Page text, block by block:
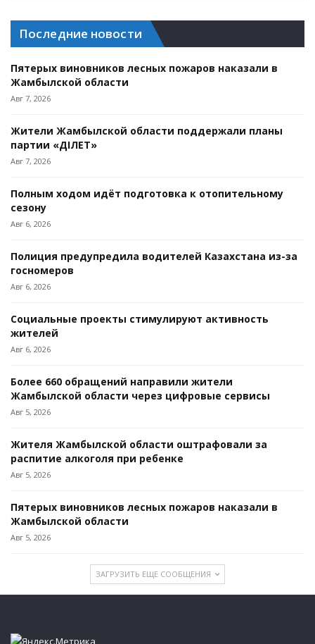
Последние новости
Пятерых виновников лесных пожаров наказали в
Жамбылской области
Авг 7, 2026
Жители Жамбылской области поддержали планы
партии «ӘДІЛЕТ»
Авг 7, 2026
Полным ходом идёт подготовка к отопительному
сезону
Авг 6, 2026
Полиция предупредила водителей Казахстана из-за
госномеров
Авг 6, 2026
Социальные проекты стимулируют активность
жителей
Авг 6, 2026
Более 660 обращений направили жители
Жамбылской области через цифровые сервисы
Авг 5, 2026
Жителя Жамбылской области оштрафовали за
распитие алкоголя при ребенке
Авг 5, 2026
Пятерых виновников лесных пожаров наказали в
Жамбылской области
Авг 5, 2026
ЗАГРУЗИТЬ ЕЩЕ СООБЩЕНИЯ